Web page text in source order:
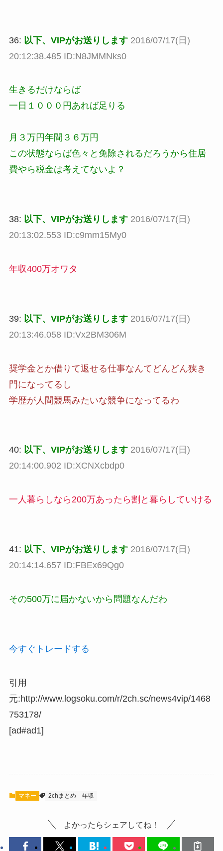
36: 以下、VIPがお送りします 2016/07/17(日)
20:12:38.485 ID:N8JMMNks0
生きるだけならば
一日１０００円あれば足りる
月３万円年間３６万円
この状態ならば色々と免除されるだろうから住居
費やら税金は考えてないよ？
38: 以下、VIPがお送りします 2016/07/17(日)
20:13:02.553 ID:c9mm15My0
年収400万オワタ
39: 以下、VIPがお送りします 2016/07/17(日)
20:13:46.058 ID:Vx2BM306M
奨学金とか借りて返せる仕事なんてどんどん狭き
門になってるし
学歴が人間競馬みたいな競争になってるわ
40: 以下、VIPがお送りします 2016/07/17(日)
20:14:00.902 ID:XCNXcbdp0
一人暮らしなら200万あったら割と暮らしていける
41: 以下、VIPがお送りします 2016/07/17(日)
20:14:14.657 ID:FBEx69Qg0
その500万に届かないから問題なんだわ
今すぐトレードする
引用
元:http://www.logsoku.com/r/2ch.sc/news4vip/1468
753178/
[ad#ad1]
マネー 2chまとめ 年収
よかったらシェアしてね！